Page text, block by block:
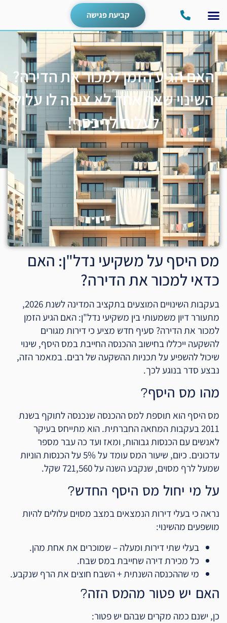
קביעת פגישה
האם הגיע הזמן למכור את הדירה?
השינוי שאף אחד לא ציפה לו עלול
לעלות לך כסף!
מס היסף על משקיעי נדל"ן: האם
כדאי למכור את הדירה?
בעקבות השינויים המוצעים בתקציב המדינה לשנת 2026,
מתעורר דיון משמעותי בין משקיעי נדל"ן: האם הגיע הזמן
למכור את הדירה? סעיף חדש מציע כי דירות מגורים
להשקעה ייכללו בחישוב ההכנסה החייבת במס היסף, שינוי
שיכול להשפיע על תכניות ההשקעה של רבים. במאמר הזה,
נבצע סדר בנוגע לכך.
מהו מס היסף?
מס היסף הוא תוספת למס ההכנסה שנכנסה לתוקף בשנת
2011 בעקבות המחאה החברתית. הוא מתייחס בעיקר
לאנשים עם הכנסות גבוהות, ומאז ועד כה עבר מספר
עדכונים. כיום, שיעור המס עומד על 5% על הכנסות הוניות
שמעל לרף מסוים, שנקבע השנה על 721,560 שקל.
על מי יחול מס היסף החדש?
נראה כי בעלי דירות הנמצאים במצב מסוים עלולים להיות
מושפעים מהשינוי:
בעלי שתי דירות ומעלה – שמוכרים את אחת מהן.
כל מכירת דירה שחייבת במס שבח.
מי שההכנסה השנתית + השבח חוצים את הרף שנקבע.
האם יש פטור מהמס הזה?
כן, ישנם כמה מקרים שבהם יש פטור: